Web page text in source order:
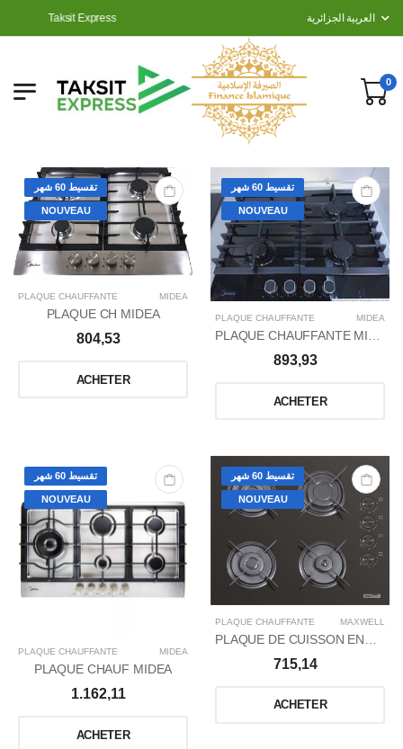
Taksit Express العربية الجزائرية
0
تقسيط 60 شهر
NOUVEAU
PLAQUE CHAUFFANTE MIDEA
PLAQUE CH MIDEA
804,53
ACHETER
تقسيط 60 شهر
NOUVEAU
PLAQUE CHAUFFANTE MIDEA
893,93
ACHETER
تقسيط 60 شهر
NOUVEAU
PLAQUE CHAUFFANTE MIDEA
PLAQUE CHAUF MIDEA
1.162,11
ACHETER
تقسيط 60 شهر
NOUVEAU
PLAQUE CHAUFFANTE MAXWELL
715,14
ACHETER